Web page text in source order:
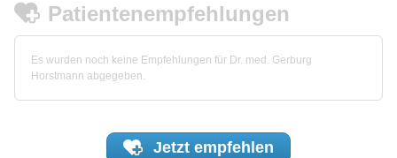
Patientenempfehlungen
Es wurden noch keine Empfehlungen für Dr. med. Gerburg
Horstmann abgegeben.
Jetzt empfehlen